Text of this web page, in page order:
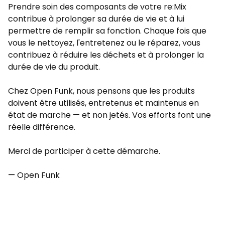
Prendre soin des composants de votre re:Mix
contribue à prolonger sa durée de vie et à lui
permettre de remplir sa fonction. Chaque fois que
vous le nettoyez, l'entretenez ou le réparez, vous
contribuez à réduire les déchets et à prolonger la
durée de vie du produit.
Chez Open Funk, nous pensons que les produits
doivent être utilisés, entretenus et maintenus en
état de marche — et non jetés. Vos efforts font une
réelle différence.
Merci de participer à cette démarche.
— Open Funk